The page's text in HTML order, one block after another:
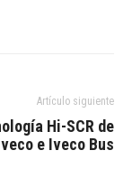
Artículo siguiente
Hi-SCR de
e Iveco Bus